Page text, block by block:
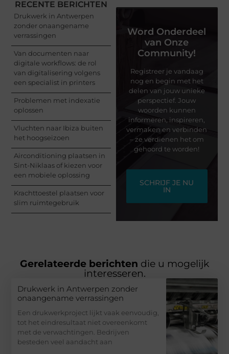
RECENTE BERICHTEN
Drukwerk in Antwerpen
zonder onaangename
verrassingen
Van documenten naar
digitale workflows: de rol
van digitalisering volgens
een specialist in printers
Problemen met indexatie
oplossen
Vluchten naar Ibiza buiten
het hoogseizoen
Airconditioning plaatsen in
Sint-Niklaas of kiezen voor
een mobiele oplossing
Krachttoestel plaatsen voor
slim ruimtegebruik
Word Onderdeel
van Onze
Community!
Registreer je vandaag
nog en begin met het
delen van jouw unieke
perspectief. Jouw
woorden kunnen
informeren, inspireren,
vermaken en verbinden
– ze verdienen het om
gehoord te worden!
SCHRIJF JE NU
IN
Gerelateerde berichten die u mogelijk
interesseren.
Drukwerk in Antwerpen zonder
onaangename verrassingen
Een drukwerkproject lijkt vaak eenvoudig,
tot het eindresultaat niet overeenkomt
met de verwachtingen. Bedrijven
besteden veel aandacht aan